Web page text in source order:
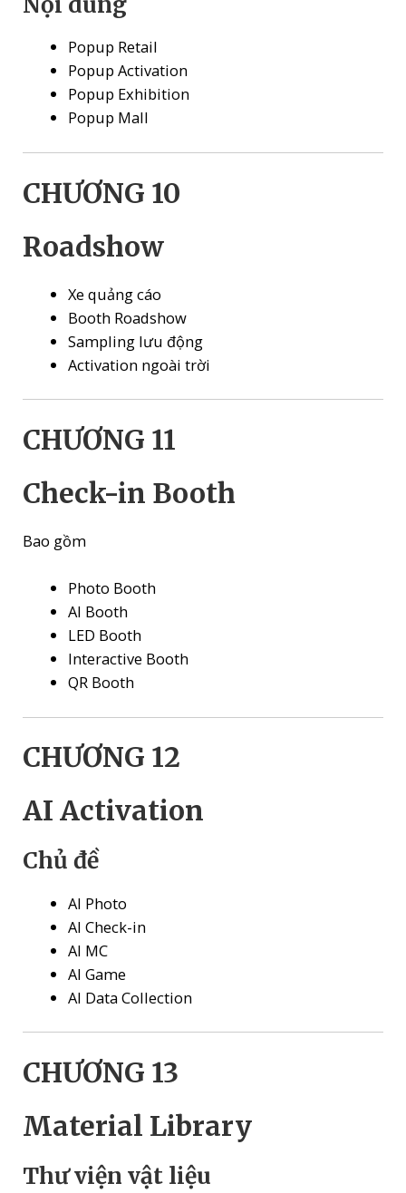
Popup Retail
Popup Activation
Popup Exhibition
Popup Mall
CHƯƠNG 10
Roadshow
Xe quảng cáo
Booth Roadshow
Sampling lưu động
Activation ngoài trời
CHƯƠNG 11
Check-in Booth
Bao gồm
Photo Booth
AI Booth
LED Booth
Interactive Booth
QR Booth
CHƯƠNG 12
AI Activation
Chủ đề
AI Photo
AI Check-in
AI MC
AI Game
AI Data Collection
CHƯƠNG 13
Material Library
Thư viện vật liệu